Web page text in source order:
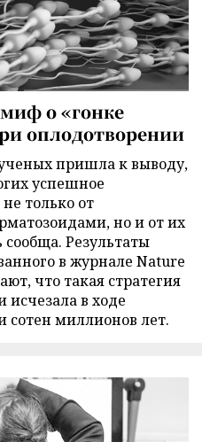
о «гонке
оплодотворении
пришла к выводу,
успешное
только от
но и от их
сообща. Результаты
в журнале Nature
что такая стратегия
исчезала в ходе
миллионов лет.